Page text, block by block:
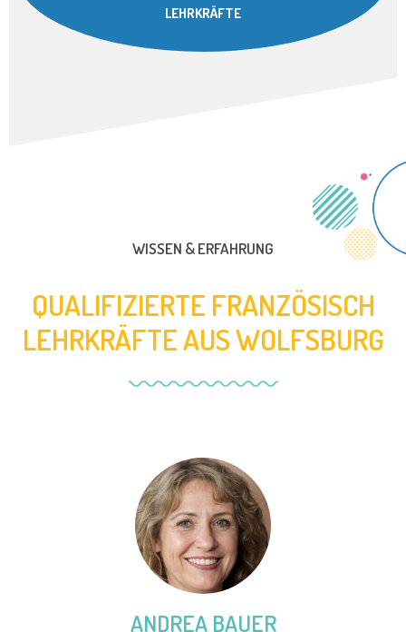
LEHRKRÄFTE
WISSEN & ERFAHRUNG
QUALIFIZIERTE FRANZÖSISCH
LEHRKRÄFTE AUS WOLFSBURG
ANDREA BAUER